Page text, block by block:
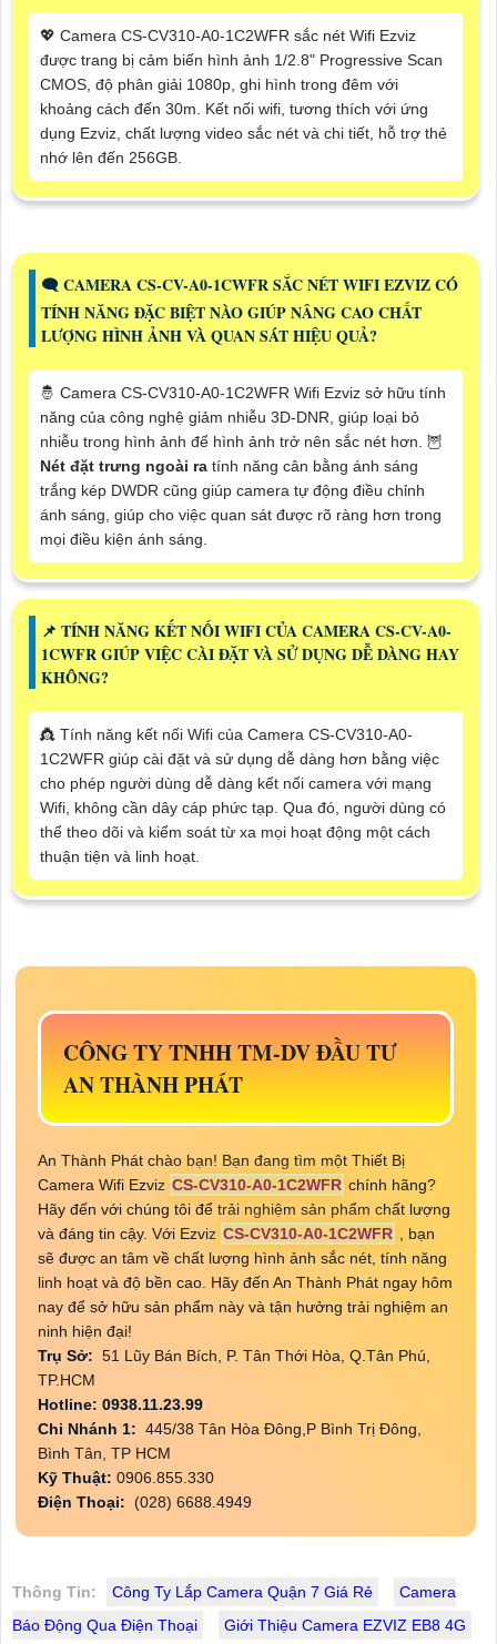
💖 Camera CS-CV310-A0-1C2WFR sắc nét Wifi Ezviz
được trang bị cảm biến hình ảnh 1/2.8" Progressive Scan
CMOS, độ phân giải 1080p, ghi hình trong đêm với
khoảng cách đến 30m. Kết nối wifi, tương thích với ứng
dụng Ezviz, chất lượng video sắc nét và chi tiết, hỗ trợ thẻ
nhớ lên đến 256GB.
🗨️ CAMERA CS-CV-A0-1CWFR SẮC NÉT WIFI EZVIZ CÓ
TÍNH NĂNG ĐẶC BIỆT NÀO GIÚP NÂNG CAO CHẤT
LƯỢNG HÌNH ẢNH VÀ QUAN SÁT HIỆU QUẢ?
🤴 Camera CS-CV310-A0-1C2WFR Wifi Ezviz sở hữu tính
năng của công nghệ giảm nhiễu 3D-DNR, giúp loại bỏ
nhiễu trong hình ảnh để hình ảnh trở nên sắc nét hơn. 🦉
Nét đặt trưng ngoài ra tính năng cân bằng ánh sáng
trắng kép DWDR cũng giúp camera tự động điều chỉnh
ánh sáng, giúp cho việc quan sát được rõ ràng hơn trong
mọi điều kiện ánh sáng.
📌 TÍNH NĂNG KẾT NỐI WIFI CỦA CAMERA CS-CV-A0-
1CWFR GIÚP VIỆC CÀI ĐẶT VÀ SỬ DỤNG DỄ DÀNG HAY
KHÔNG?
👸 Tính năng kết nối Wifi của Camera CS-CV310-A0-
1C2WFR giúp cài đặt và sử dụng dễ dàng hơn bằng việc
cho phép người dùng dễ dàng kết nối camera với mạng
Wifi, không cần dây cáp phức tạp. Qua đó, người dùng có
thể theo dõi và kiểm soát từ xa mọi hoạt động một cách
thuận tiện và linh hoạt.
CÔNG TY TNHH TM-DV ĐẦU TƯ
AN THÀNH PHÁT
An Thành Phát chào bạn! Bạn đang tìm một Thiết Bị
Camera Wifi Ezviz CS-CV310-A0-1C2WFR chính hãng?
Hãy đến với chúng tôi để trải nghiệm sản phẩm chất lượng
và đáng tin cậy. Với Ezviz CS-CV310-A0-1C2WFR , bạn
sẽ được an tâm về chất lượng hình ảnh sắc nét, tính năng
linh hoạt và độ bền cao. Hãy đến An Thành Phát ngay hôm
nay để sở hữu sản phẩm này và tận hưởng trải nghiệm an
ninh hiện đại!
Trụ Sở: 51 Lũy Bán Bích, P. Tân Thới Hòa, Q.Tân Phú,
TP.HCM
Hotline: 0938.11.23.99
Chi Nhánh 1: 445/38 Tân Hòa Đông,P Bình Trị Đông,
Bình Tân, TP HCM
Kỹ Thuật: 0906.855.330
Điện Thoại: (028) 6688.4949
Thông Tin: Công Ty Lắp Camera Quận 7 Giá Rẻ
Camera
Báo Động Qua Điện Thoại
Giới Thiệu Camera EZVIZ EB8 4G